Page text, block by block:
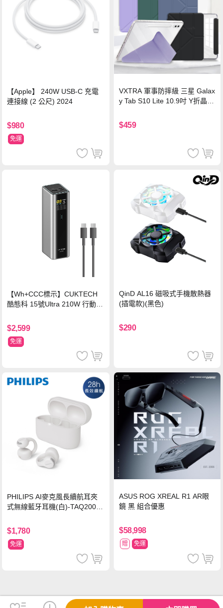
【Apple】 240W USB-C 充電
連接線 (2 公尺) 2024
$980
免運
VXTRA 軍事防摔級 三星 Galax
y Tab S10 Lite 10.9吋 Y折晶透
$459
【Wh+CCC標示】CUKTECH
酷態科 15號Ultra 210W 行動電
$2,599
免運
QinD AL16 磁吸式手機散熱器
(插電款)(黑色)
$290
PHILIPS AI麥克風長續航耳夾
式無線藍牙耳機(白)-TAQ2000
$1,780
免運
ASUS ROG XREAL R1 AR眼
鏡 黑 組合優惠
$58,998
贈 免運